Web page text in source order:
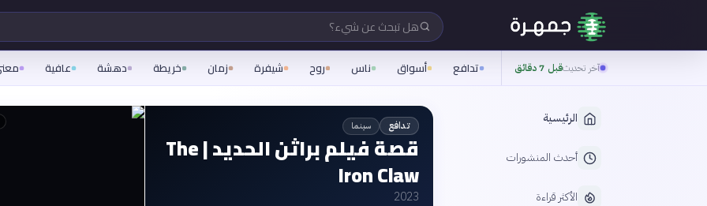
هل تبحث عن شيء؟
آخر تحديثقبل 7 دقائق تدافع أسواق ناس روح شيفرة زمان خريطة دهشة عافية
الرئيسية
أحدث المنشورات
الأكثر قراءة
تدافع سينما
قصة فيلم براثن الحديد | The
Iron Claw
2023